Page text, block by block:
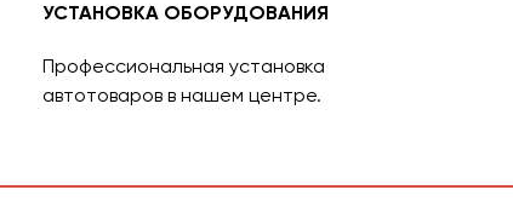
УСТАНОВКА ОБОРУДОВАНИЯ
Профессиональная установка
автотоваров в нашем центре.